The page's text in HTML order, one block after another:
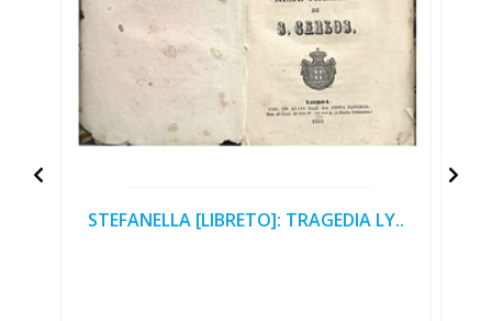
STEFANELLA [LIBRETO]: TRAGEDIA LY..